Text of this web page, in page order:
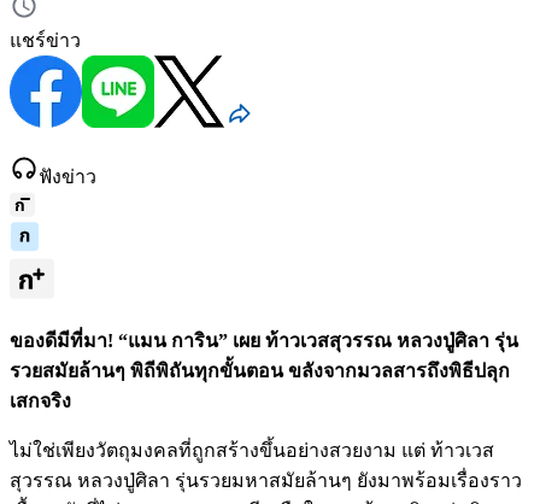
แชร์ข่าว
ฟังข่าว
ของดีมีที่มา! “แมน การิน” เผย ท้าวเวสสุวรรณ หลวงปู่ศิลา รุ่น
รวยสมัยล้านๆ พิถีพิถันทุกขั้นตอน ขลังจากมวลสารถึงพิธีปลุก
เสกจริง
ไม่ใช่เพียงวัตถุมงคลที่ถูกสร้างขึ้นอย่างสวยงาม แต่ ท้าวเวส
สุวรรณ หลวงปู่ศิลา รุ่นรวยมหาสมัยล้านๆ ยังมาพร้อมเรื่องราว